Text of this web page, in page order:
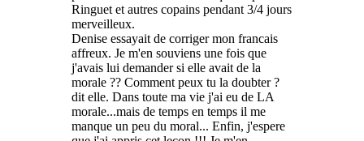
Ringuet et autres copains pendant 3/4 jours
merveilleux.
Denise essayait de corriger mon francais
affreux. Je m'en souviens une fois que
j'avais lui demander si elle avait de la
morale ?? Comment peux tu la doubter ?
dit elle. Dans toute ma vie j'ai eu de LA
morale...mais de temps en temps il me
manque un peu du moral... Enfin, j'espere